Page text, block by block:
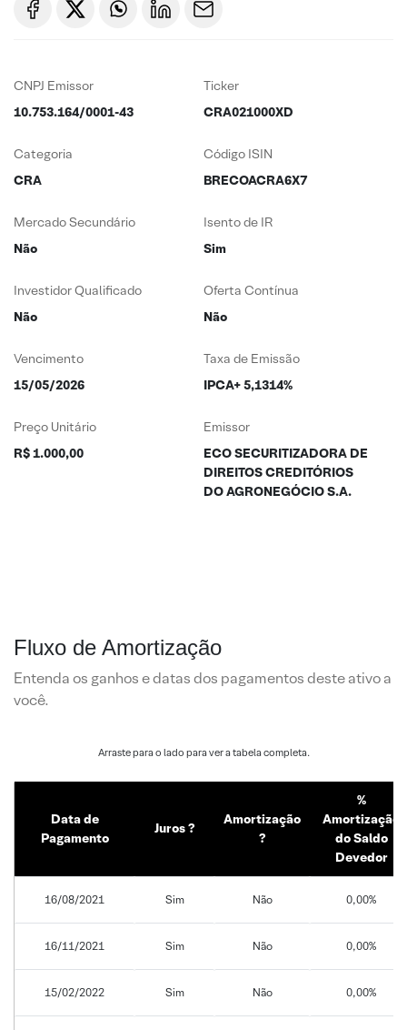
CNPJ Emissor
10.753.164/0001-43
Ticker
CRA021000XD
Categoria
CRA
Código ISIN
BRECOACRA6X7
Mercado Secundário
Não
Isento de IR
Sim
Investidor Qualificado
Não
Oferta Contínua
Não
Vencimento
15/05/2026
Taxa de Emissão
IPCA+ 5,1314%
Preço Unitário
R$ 1.000,00
Emissor
ECO SECURITIZADORA DE
DIREITOS CREDITÓRIOS
DO AGRONEGÓCIO S.A.
Fluxo de Amortização
Entenda os ganhos e datas dos pagamentos deste ativo a
você.
Data de
Pagamento
Juros ?
Amortização
?
%
Amortização
do Saldo
Devedor
16/08/2021 Sim Não 0,00%
16/11/2021 Sim Não 0,00%
15/02/2022 Sim Não 0,00%